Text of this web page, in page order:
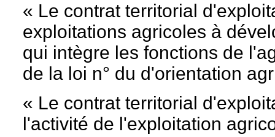
« Le contrat territorial
exploitations agricoles à
qui intègre les fonctions de
de la loi n° du d'orientation
« Le contrat territorial
l'activité de l'exploitation